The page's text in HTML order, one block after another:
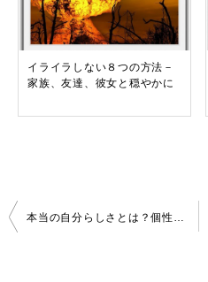
イライラしない８つの方法－
家族、友達、彼女と穏やかに
投